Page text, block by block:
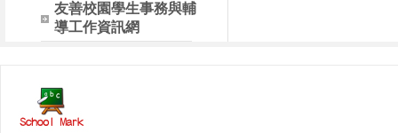
友善校園學生事務與輔
導工作資訊網